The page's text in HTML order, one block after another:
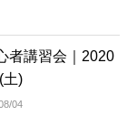
者講習会｜2020
土)
04